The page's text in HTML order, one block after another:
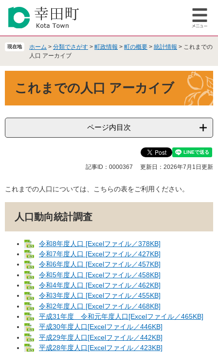
の
で
ー
ば
文
へ
メ
ー
現在地 ホーム > 分類でさがす > 町政情報 > 町の概要 > 統計情報 > これまでの
人口 アーカイブ
これまでの人口 アーカイブ
ページ内目次
記事ID：0000367 更新日：2026年7月1日更新
これまでの人口については、こちらの表をご利用ください。
人口動向統計調査
令和8年度人口 [Excelファイル／378KB]
令和7年度人口 [Excelファイル／427KB]
令和6年度人口 [Excelファイル／457KB]
令和5年度人口 [Excelファイル／458KB]
令和4年度人口 [Excelファイル／462KB]
令和3年度人口 [Excelファイル／455KB]
令和2年度人口 [Excelファイル／468KB]
平成31年度 令和元年度人口[Excelファイル／465KB]
平成30年度人口[Excelファイル／446KB]
平成29年度人口[Excelファイル／442KB]
平成28年度人口[Excelファイル／423KB]